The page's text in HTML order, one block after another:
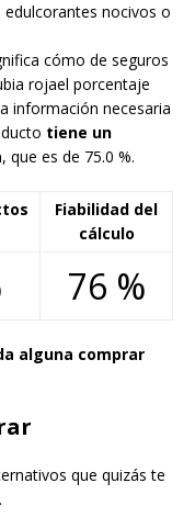
nocivos o
cómo de seguros
rojael porcentaje
información necesaria
tiene un
, que es de 75.0 %.
Fiabilidad del
cálculo
76 %
alguna comprar
que quizás te